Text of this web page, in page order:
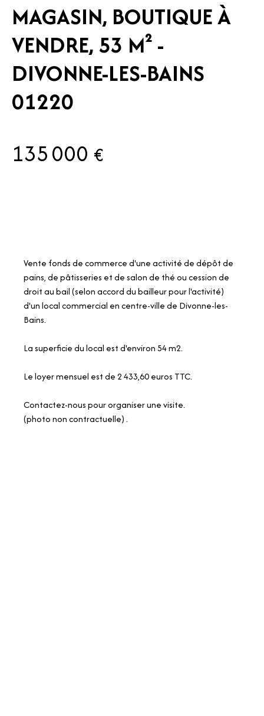
MAGASIN, BOUTIQUE À
VENDRE, 53 M² -
DIVONNE-LES-BAINS
01220
135 000 €
Vente fonds de commerce d'une activité de dépôt de
pains, de pâtisseries et de salon de thé ou cession de
droit au bail (selon accord du bailleur pour l'activité)
d'un local commercial en centre-ville de Divonne-les-
Bains.
La superficie du local est d'environ 54 m2.
Le loyer mensuel est de 2 433,60 euros TTC.
Contactez-nous pour organiser une visite.
(photo non contractuelle) .